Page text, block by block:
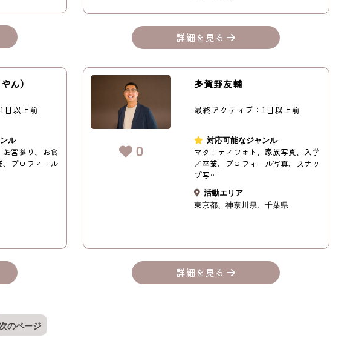
詳細を見る
ん）
日以上前
ル
宮参り、お食
、プロフィール
0
多賀野友輔
最終アクティブ：1日以上前
対応可能なジャンル
マタニティフォト、家族写真、入学
／卒業、プロフィール写真、スナッ
プ写…
活動エリア
東京都
神奈川県 千葉県
詳細を見る
のページ